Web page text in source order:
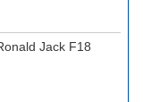
Jack F18